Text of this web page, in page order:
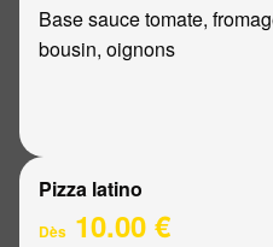
Base sauce tomate,
bousin, oignons
Pizza latino
Dès 10.00 €